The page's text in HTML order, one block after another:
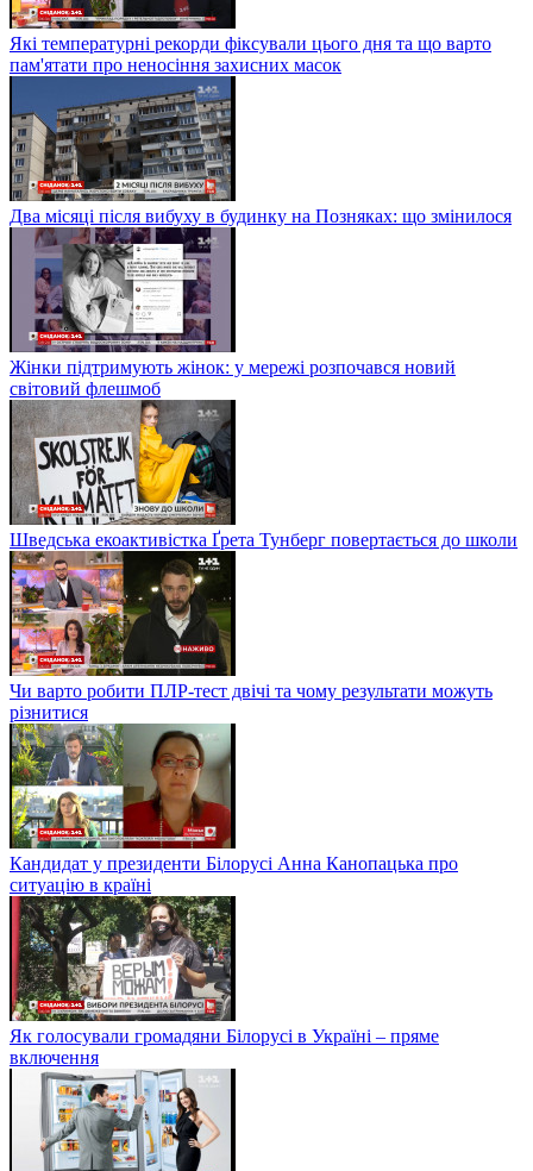
Які температурні рекорди фіксували цього дня та що варто
пам'ятати про неносіння захисних масок
Два місяці після вибуху в будинку на Позняках: що змінилося
Жінки підтримують жінок: у мережі розпочався новий
світовий флешмоб
Шведська екоактивістка Ґрета Тунберг повертається до школи
Чи варто робити ПЛР-тест двічі та чому результати можуть
різнитися
Кандидат у президенти Білорусі Анна Канопацька про
ситуацію в країні
Як голосували громадяни Білорусі в Україні – пряме
включення